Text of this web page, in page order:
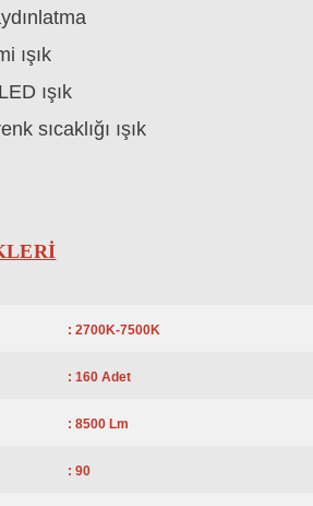
ışık
ışık
sıcaklığı ışık
: 2700K-7500K
: 160 Adet
: 8500 Lm
: 90